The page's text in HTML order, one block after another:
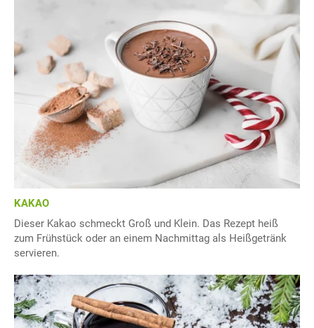
KAKAO
Dieser Kakao schmeckt Groß und Klein. Das Rezept heiß
zum Frühstück oder an einem Nachmittag als Heißgetränk
servieren.